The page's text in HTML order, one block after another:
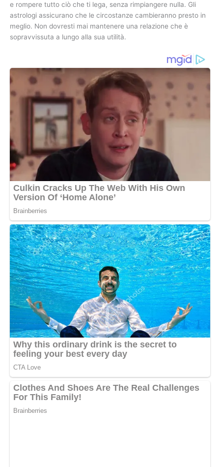
e rompere tutto ciò che ti lega, senza rimpiangere nulla. Gli
astrologi assicurano che le circostanze cambieranno presto in
meglio. Non dovresti mai mantenere una relazione che è
sopravvissuta a lungo alla sua utilità.